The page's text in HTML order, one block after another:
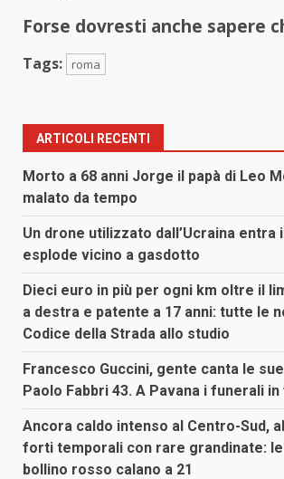
Forse dovresti anche sapere
Tags: roma
ARTICOLI RECENTI
Morto a 68 anni Jorge il papà di Leo
malato da tempo
Un drone utilizzato dall’Ucraina entra
esplode vicino a gasdotto
Dieci euro in più per ogni km oltre il
a destra e patente a 17 anni: tutte le
Codice della Strada allo studio
Francesco Guccini, gente canta le
Paolo Fabbri 43. A Pavana i funerali
Ancora caldo intenso al Centro-Sud,
forti temporali con rare grandinate:
bollino rosso calano a 21